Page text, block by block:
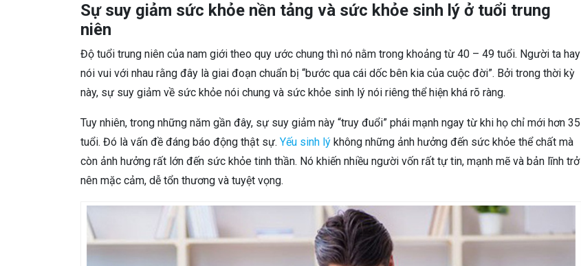
Sự suy giảm sức khỏe nền tảng và sức khỏe sinh lý ở tuổi trung
niên
Độ tuổi trung niên của nam giới theo quy ước chung thì nó nằm trong khoảng từ 40 – 49 tuổi. Người ta hay
nói vui với nhau rằng đây là giai đoạn chuẩn bị “bước qua cái dốc bên kia của cuộc đời”. Bởi trong thời kỳ
này, sự suy giảm về sức khỏe nói chung và sức khỏe sinh lý nói riêng thể hiện khá rõ ràng.
Tuy nhiên, trong những năm gần đây, sự suy giảm này “truy đuổi” phái mạnh ngay từ khi họ chỉ mới hơn 35
tuổi. Đó là vấn đề đáng báo động thật sự. Yếu sinh lý không những ảnh hưởng đến sức khỏe thể chất mà
còn ảnh hưởng rất lớn đến sức khỏe tinh thần. Nó khiến nhiều người vốn rất tự tin, mạnh mẽ và bản lĩnh trở
nên mặc cảm, dễ tổn thương và tuyệt vọng.